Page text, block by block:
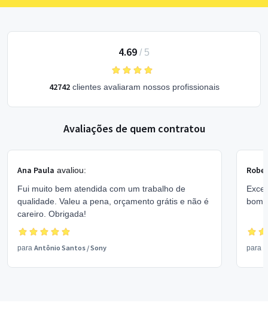
4.69 / 5
42742clientes avaliaram nossos profissionais
Avaliações de quem contratou
Ana Paula avaliou:
Fui muito bem atendida com um trabalho de
qualidade. Valeu a pena, orçamento grátis e não é
careiro. Obrigada!
para Antônio Santos /Sony
bom
para